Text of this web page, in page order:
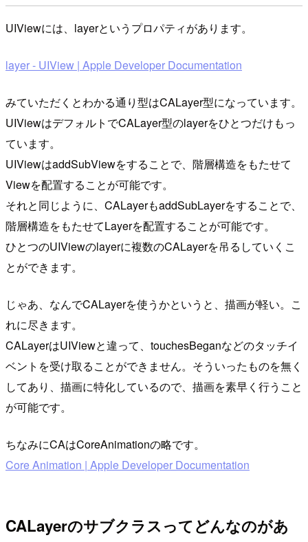
UIViewには、layerというプロパティがあります。
layer - UIView | Apple Developer Documentation
みていただくとわかる通り型はCALayer型になっています。
UIViewはデフォルトでCALayer型のlayerをひとつだけもっ
ています。
UIViewはaddSubViewをすることで、階層構造をもたせて
Viewを配置することが可能です。
それと同じように、CALayerもaddSubLayerをすることで、
階層構造をもたせてLayerを配置することが可能です。
ひとつのUIViewのlayerに複数のCALayerを吊るしていくこ
とができます。
じゃあ、なんでCALayerを使うかというと、描画が軽い。こ
れに尽きます。
CALayerはUIViewと違って、touchesBeganなどのタッチイ
ベントを受け取ることができません。そういったものを無く
してあり、描画に特化しているので、描画を素早く行うこと
が可能です。
ちなみにCAはCoreAnimationの略です。
Core Animation | Apple Developer Documentation
CALayerのサブクラスってどんなのがあ